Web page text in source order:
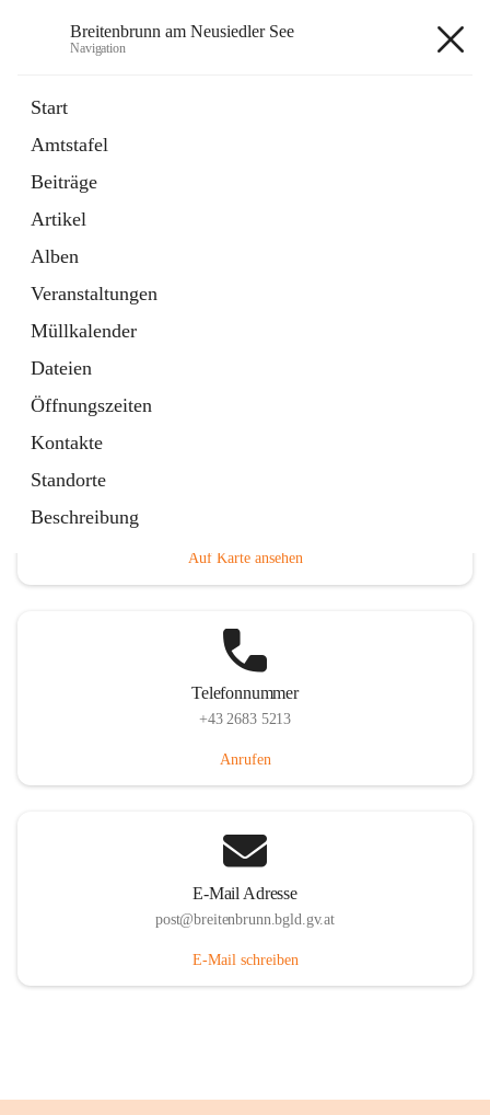
Breitenbrunn am Neusiedler See
Navigation
Start
Amtstafel
Beiträge
Artikel
Alben
Veranstaltungen
Müllkalender
Dateien
Öffnungszeiten
Kontakte
Standorte
Beschreibung
18 Schnellzugriffe
Gemeindeservice
Auf Karte ansehen
Telefonnummer
+43 2683 5213
Anrufen
E-Mail Adresse
post@breitenbrunn.bgld.gv.at
E-Mail schreiben